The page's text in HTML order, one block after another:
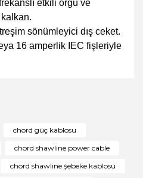
etkili örgü ve
sönümleyici dış ceket.
16 amperlik IEC fişleriyle
Yaz
chord güç kablosu
chord shawline power cable
chord shawline şebeke kablosu